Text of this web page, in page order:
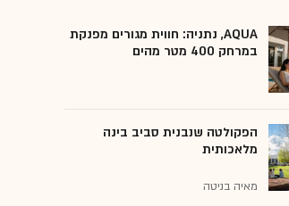
AQUA, נתניה: חווית מגורים מפנקת
במרחק 400 מטר מהים
הפקולטה שנבנית סביב בינה
מלאכותית
מאיה בניטה